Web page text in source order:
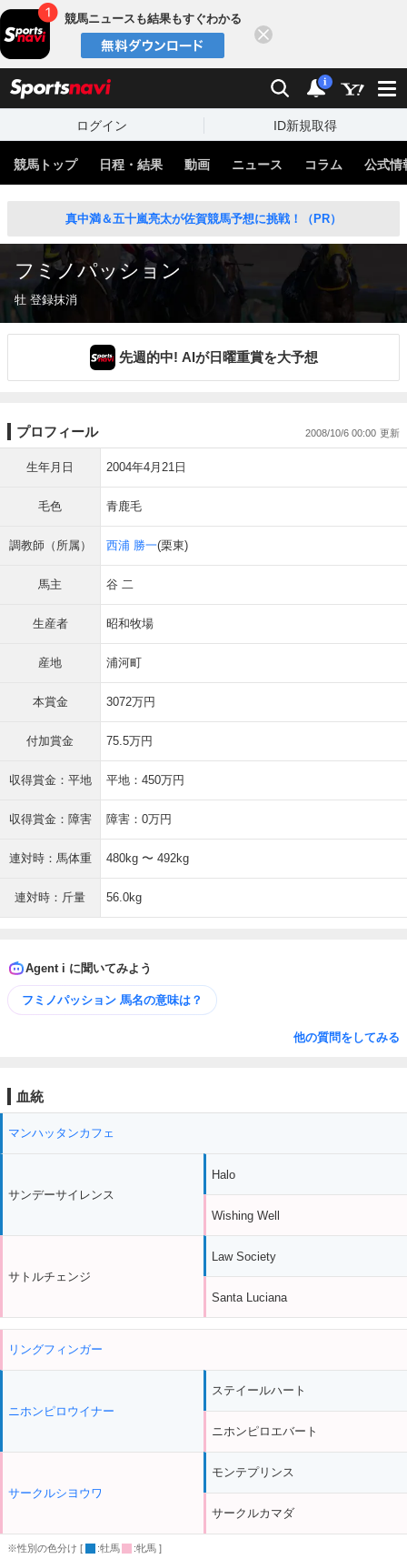
競馬ニュースも結果もすぐわかる
検索 通知
i
ログイン ID新規取得
競馬トップ 日程・結果 動画 ニュース コラム 公式情
真中満＆五十嵐亮太が佐賀競馬予想に挑戦！（PR）
フミノパッション
牡 登録抹消
先週的中! AIが日曜重賞を大予想
プロフィール 2008/10/6 00:00
生年月日 2004年4月21日
毛色 青鹿毛
調教師（所属） 西浦 勝一(栗東)
馬主 谷 二
生産者 昭和牧場
産地 浦河町
本賞金 3072万円
付加賞金 75.5万円
収得賞金：平地 平地：450万円
収得賞金：障害 障害：0万円
連対時：馬体重 480kg 〜 492kg
連対時：斤量 56.0kg
Agent i に聞いてみよう
フミノパッション 馬名の意味は？
他の質問をしてみる
血統
マンハッタンカフェ
サンデーサイレンス
サトルチェンジ
Halo
Wishing Well
Law Society
Santa Luciana
リングフィンガー
ニホンピロウイナー
サークルシヨウワ
ステイールハート
ニホンピロエバート
モンテプリンス
サークルカマダ
※性別の色分け [ :牡馬 :牝馬 ]